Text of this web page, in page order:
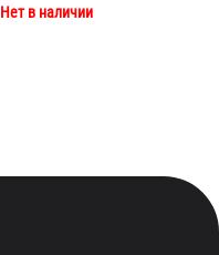
Нет в наличии